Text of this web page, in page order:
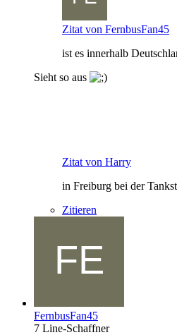
Zitat von FernbusFan45
ist es innerhalb
Sieht so aus
Zitat von Harry
in Freiburg bei der
Zitieren
FernbusFan45
7 Line-Schaffner